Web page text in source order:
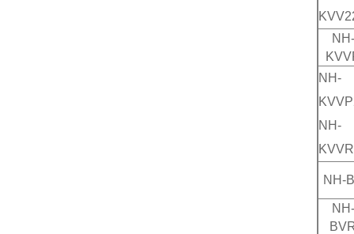
NH-
NH-
NH-
NH-
NH-